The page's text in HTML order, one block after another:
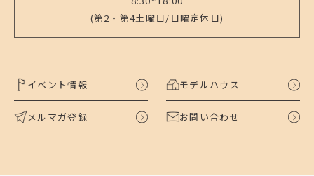
(第2・第4土曜日/日曜定休日)
イベント情報 モデルハウス
メルマガ登録 お問い合わせ